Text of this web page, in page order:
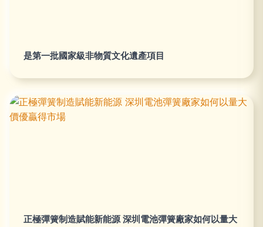
是第一批國家級非物質文化遺產項目
正極彈簧制造賦能新能源 深圳電池彈簧廠家如何以量大